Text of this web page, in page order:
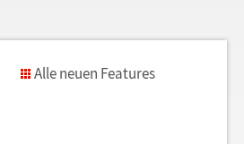
Alle neuen Features